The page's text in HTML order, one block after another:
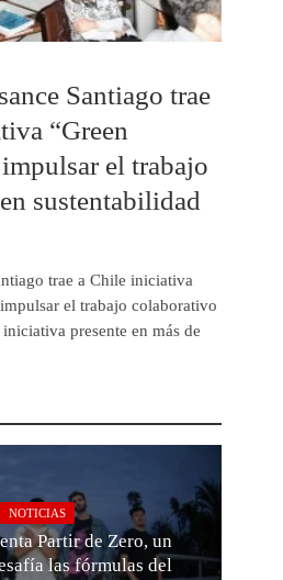
Santiago trae
“Green
el trabajo
sustentabilidad
trae a Chile iniciativa
el trabajo colaborativo
presente en más de
NOTICIAS
Partir de Zero, un
las fórmulas del